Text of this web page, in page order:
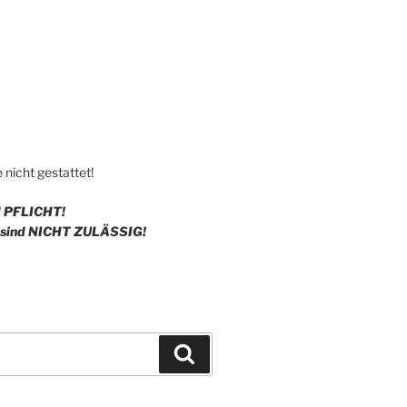
nicht gestattet!
PFLICHT!
NICHT ZULÄSSIG!